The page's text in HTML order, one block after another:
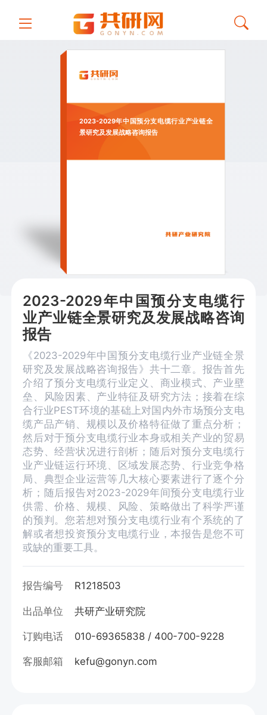
2023-2029年中国预分支电缆行业产业链全
景研究及发展战略咨询报告
2023-2029年中国预分支电缆行
业产业链全景研究及发展战略咨询
报告
《2023-2029年中国预分支电缆行业产业链全景
研究及发展战略咨询报告》共十二章。报告首先
介绍了预分支电缆行业定义、商业模式、产业壁
垒、风险因素、产业特征及研究方法；接着在综
合行业PEST环境的基础上对国内外市场预分支电
缆产品产销、规模以及价格特征做了重点分析；
然后对于预分支电缆行业本身或相关产业的贸易
态势、经营状况进行剖析；随后对预分支电缆行
业产业链运行环境、区域发展态势、行业竞争格
局、典型企业运营等几大核心要素进行了逐个分
析；随后报告对2023-2029年间预分支电缆行业
供需、价格、规模、风险、策略做出了科学严谨
的预判。您若想对预分支电缆行业有个系统的了
解或者想投资预分支电缆行业，本报告是您不可
或缺的重要工具。
报告编号 R1218503
出品单位 共研产业研究院
订购电话 010-69365838 / 400-700-9228
客服邮箱 kefu@gonyn.com